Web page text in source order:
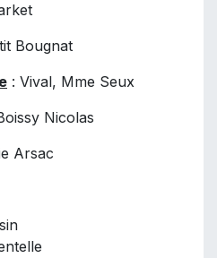
Bougnat
: Vival, Mme Seux
Nicolas
Arsac